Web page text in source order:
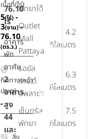
เนื้อที่(ไร่)
5(ไร่)-
3(งาน)-
76.10
(ตร.ว.)
ทิศทาง(หน้า
ประตู)
-
76.10
ไร่
อาคาร
พัก
อาศัย
2
อาคาร
สูง
44
และ
พัทยาใต้
Outlet
Mall
Pattaya
4.2
กิโลเมตร
รอยัล
การ์เด้
นพลาซ่า
6.3
กิโลเมตร
เซ็นทรัล
พัทยา
7.5
กิโลเมตร
และ
พื้นที่
ทำงาน
ออน
ห้อง